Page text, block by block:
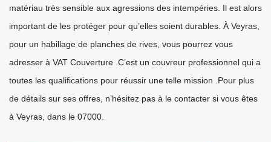
matériau très sensible aux agressions des intempéries. Il est alors
important de les protéger pour qu’elles soient durables. À Veyras,
pour un habillage de planches de rives, vous pourrez vous
adresser à VAT Couverture .C’est un couvreur professionnel qui a
toutes les qualifications pour réussir une telle mission .Pour plus
de détails sur ses offres, n’hésitez pas à le contacter si vous êtes
à Veyras, dans le 07000.